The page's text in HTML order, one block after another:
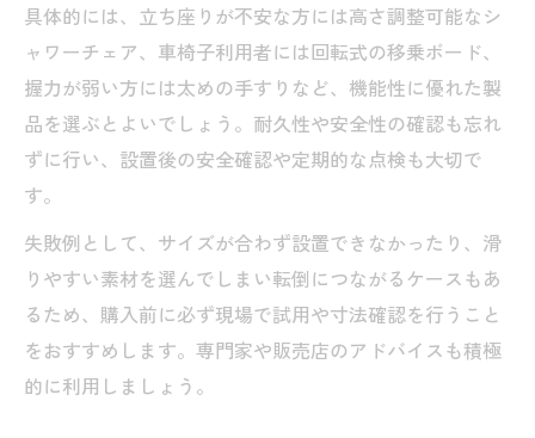
具体的には、立ち座りが不安な方には高さ調整可能なシ
ャワーチェア、車椅子利用者には回転式の移乗ボード、
握力が弱い方には太めの手すりなど、機能性に優れた製
品を選ぶとよいでしょう。耐久性や安全性の確認も忘れ
ずに行い、設置後の安全確認や定期的な点検も大切で
す。
失敗例として、サイズが合わず設置できなかったり、滑
りやすい素材を選んでしまい転倒につながるケースもあ
るため、購入前に必ず現場で試用や寸法確認を行うこと
をおすすめします。専門家や販売店のアドバイスも積極
的に利用しましょう。